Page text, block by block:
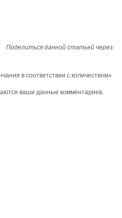
Поделиться данной статьей через:
в соответствии с количеством»
ваши данные комментариев.